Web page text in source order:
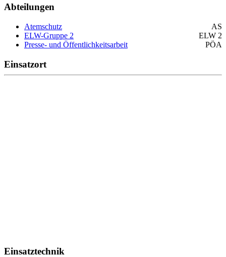
Abteilungen
Atemschutz
AS
ELW-Gruppe 2
ELW 2
Presse- und Öffentlichkeitsarbeit
PÖA
Einsatzort
Einsatztechnik